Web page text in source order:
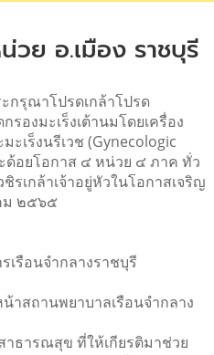
ย อ.เมือง ราชบุรี
กรุณาโปรดเกล้าโปรด
องมะเร็งเต้านมโดยเครื่อง
ะเร็งนรีเวช (Gynecologic
ด้อยโอกาส ๔ หน่วย ๔ ภาค ทั่ว
รเกล้าเจ้าอยู่หัวในโอกาสเจริญ
ม ๒๕๖๕
รือนจำกลางราชบุรี
าสถานพยาบาลเรือนจำกลาง
ธารณสุข ที่ให้เกียรติมาช่วย